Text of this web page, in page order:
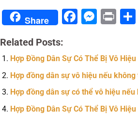
Share Facebook
Related Posts:
Hợp Đồng Dân Sự Có Thể Bị Vô
Hợp đồng dân sự vô hiệu nếu
Hợp đồng dân sự có thể vô hiệu
Hợp Đồng Dân Sự Có Thể Bị Vô